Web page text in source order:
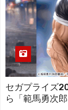
セガプライズ
ら「範馬勇次